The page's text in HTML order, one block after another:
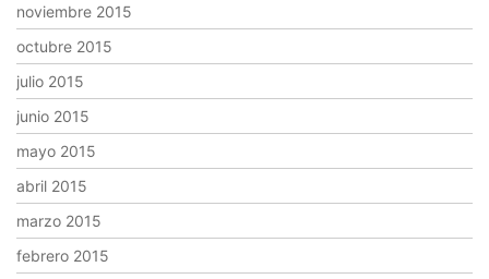
noviembre 2015
octubre 2015
julio 2015
junio 2015
mayo 2015
abril 2015
marzo 2015
febrero 2015